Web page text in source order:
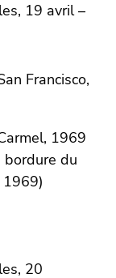
19 avril –
Francisco,
1969
bordure du
1969)
20